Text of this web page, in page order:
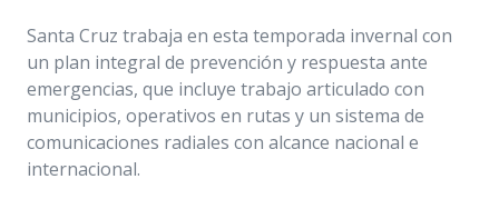
Santa Cruz trabaja en esta temporada invernal con
un plan integral de prevención y respuesta ante
emergencias, que incluye trabajo articulado con
municipios, operativos en rutas y un sistema de
comunicaciones radiales con alcance nacional e
internacional.